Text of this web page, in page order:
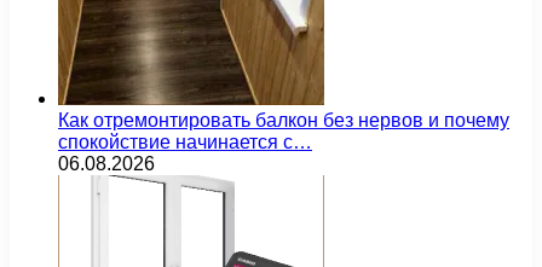
Как отремонтировать балкон без нервов и почему
спокойствие начинается с…
06.08.2026